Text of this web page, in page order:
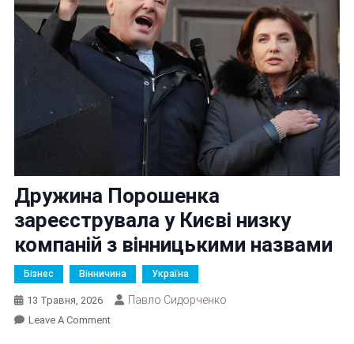
Дружина Порошенка
зареєструвала у Києві низку
компаній з вінницькими назвами
Бізнес Вінничина Україна
13 Травня, 2026 Павло Сидорченко
Leave A CommentOn